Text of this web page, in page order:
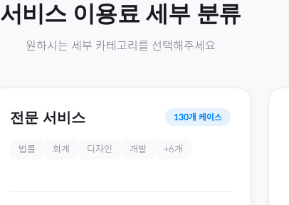
서비스 이용료 세부 분류
원하시는 세부 카테고리를 선택해주세요
전문 서비스 130개 케이스
법률 회계 디자인 개발 +6개